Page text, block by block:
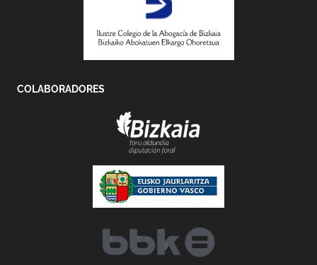
COLABORADORES